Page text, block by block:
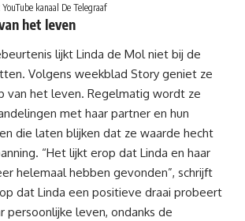
YouTube kanaal De Telegraaf
het leven
lijkt Linda de Molniet bij de
Volgens weekblad Story geniet ze
van het leven. Regelmatig wordt ze
met haar partner en hun
die laten blijken dat ze waarde hecht
“Het lijkt erop dat Linda en haar
helemaal hebben gevonden”, schrijft
dat Linda een positieve draai probeert
persoonlijke leven, ondanks de